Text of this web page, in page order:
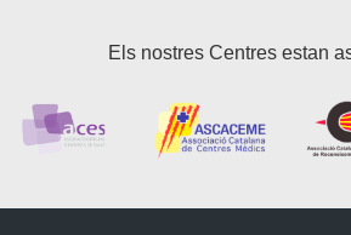
Els nostres Centres estan